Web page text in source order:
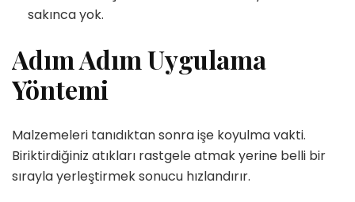
sakınca yok.
Adım Adım Uygulama
Yöntemi
Malzemeleri tanıdıktan sonra işe koyulma vakti.
Biriktirdiğiniz atıkları rastgele atmak yerine belli bir
sırayla yerleştirmek sonucu hızlandırır.